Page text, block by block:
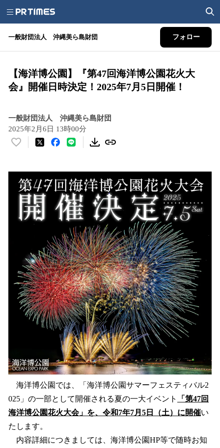
一般財団法人 沖縄美ら島財団 フォロー
【海洋博公園】『第47回海洋博公園花火大
会』開催日時決定！2025年7月5日開催！
一般財団法人 沖縄美ら島財団
2025年2月6日 13時00分
い
！
数
を
み
す
海洋博公園では、「海洋博公園サマーフェスティバル2
025」の一部として開催される夏の一大イベント
「第47回
海洋博公園花火大会」を、令和7年7月5日（土）に開催い
たします。
内容詳細につきましては、海洋博公園HP等で随時お知